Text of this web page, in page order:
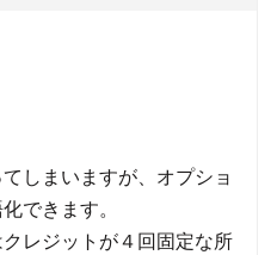
しまいますが、オプショ
できます。
クレジットが４回固定な所